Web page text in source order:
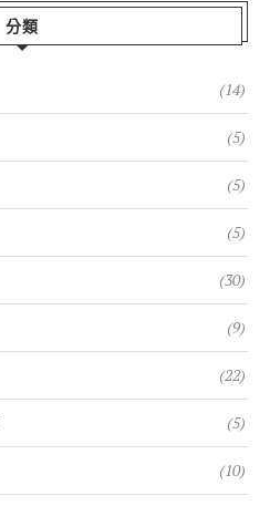
分類
(14)
(5)
(5)
(5)
(30)
(9)
(22)
(5)
(10)